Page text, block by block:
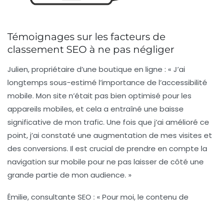
Témoignages sur les facteurs de
classement SEO à ne pas négliger
Julien, propriétaire d’une boutique en ligne : « J’ai
longtemps sous-estimé l’importance de l’accessibilité
mobile. Mon site n’était pas bien optimisé pour les
appareils mobiles, et cela a entraîné une baisse
significative de mon trafic. Une fois que j’ai amélioré ce
point, j’ai constaté une augmentation de mes visites et
des conversions. Il est crucial de prendre en compte la
navigation sur mobile pour ne pas laisser de côté une
grande partie de mon audience. »
Émilie, consultante SEO : « Pour moi, le contenu de